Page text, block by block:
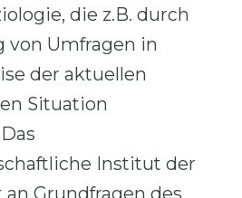
die z.B. durch
von Umfragen in
der aktuellen
Situation
Institut der
Grundfragen des